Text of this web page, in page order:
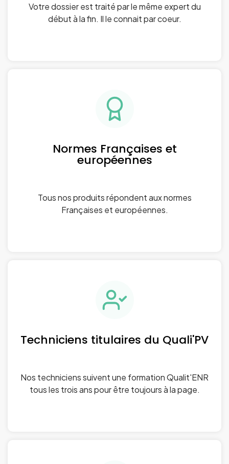
Votre dossier est traité par le même expert du
début à la fin. Il le connait par coeur.
Normes Françaises et
européennes
Tous nos produits répondent aux normes
Françaises et européennes.
Techniciens titulaires du Quali'PV
Nos techniciens suivent une formation Qualit'ENR
tous les trois ans pour être toujours à la page.